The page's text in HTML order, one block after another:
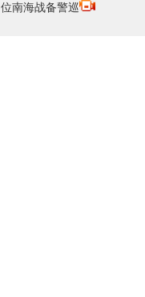
位南海战备警巡